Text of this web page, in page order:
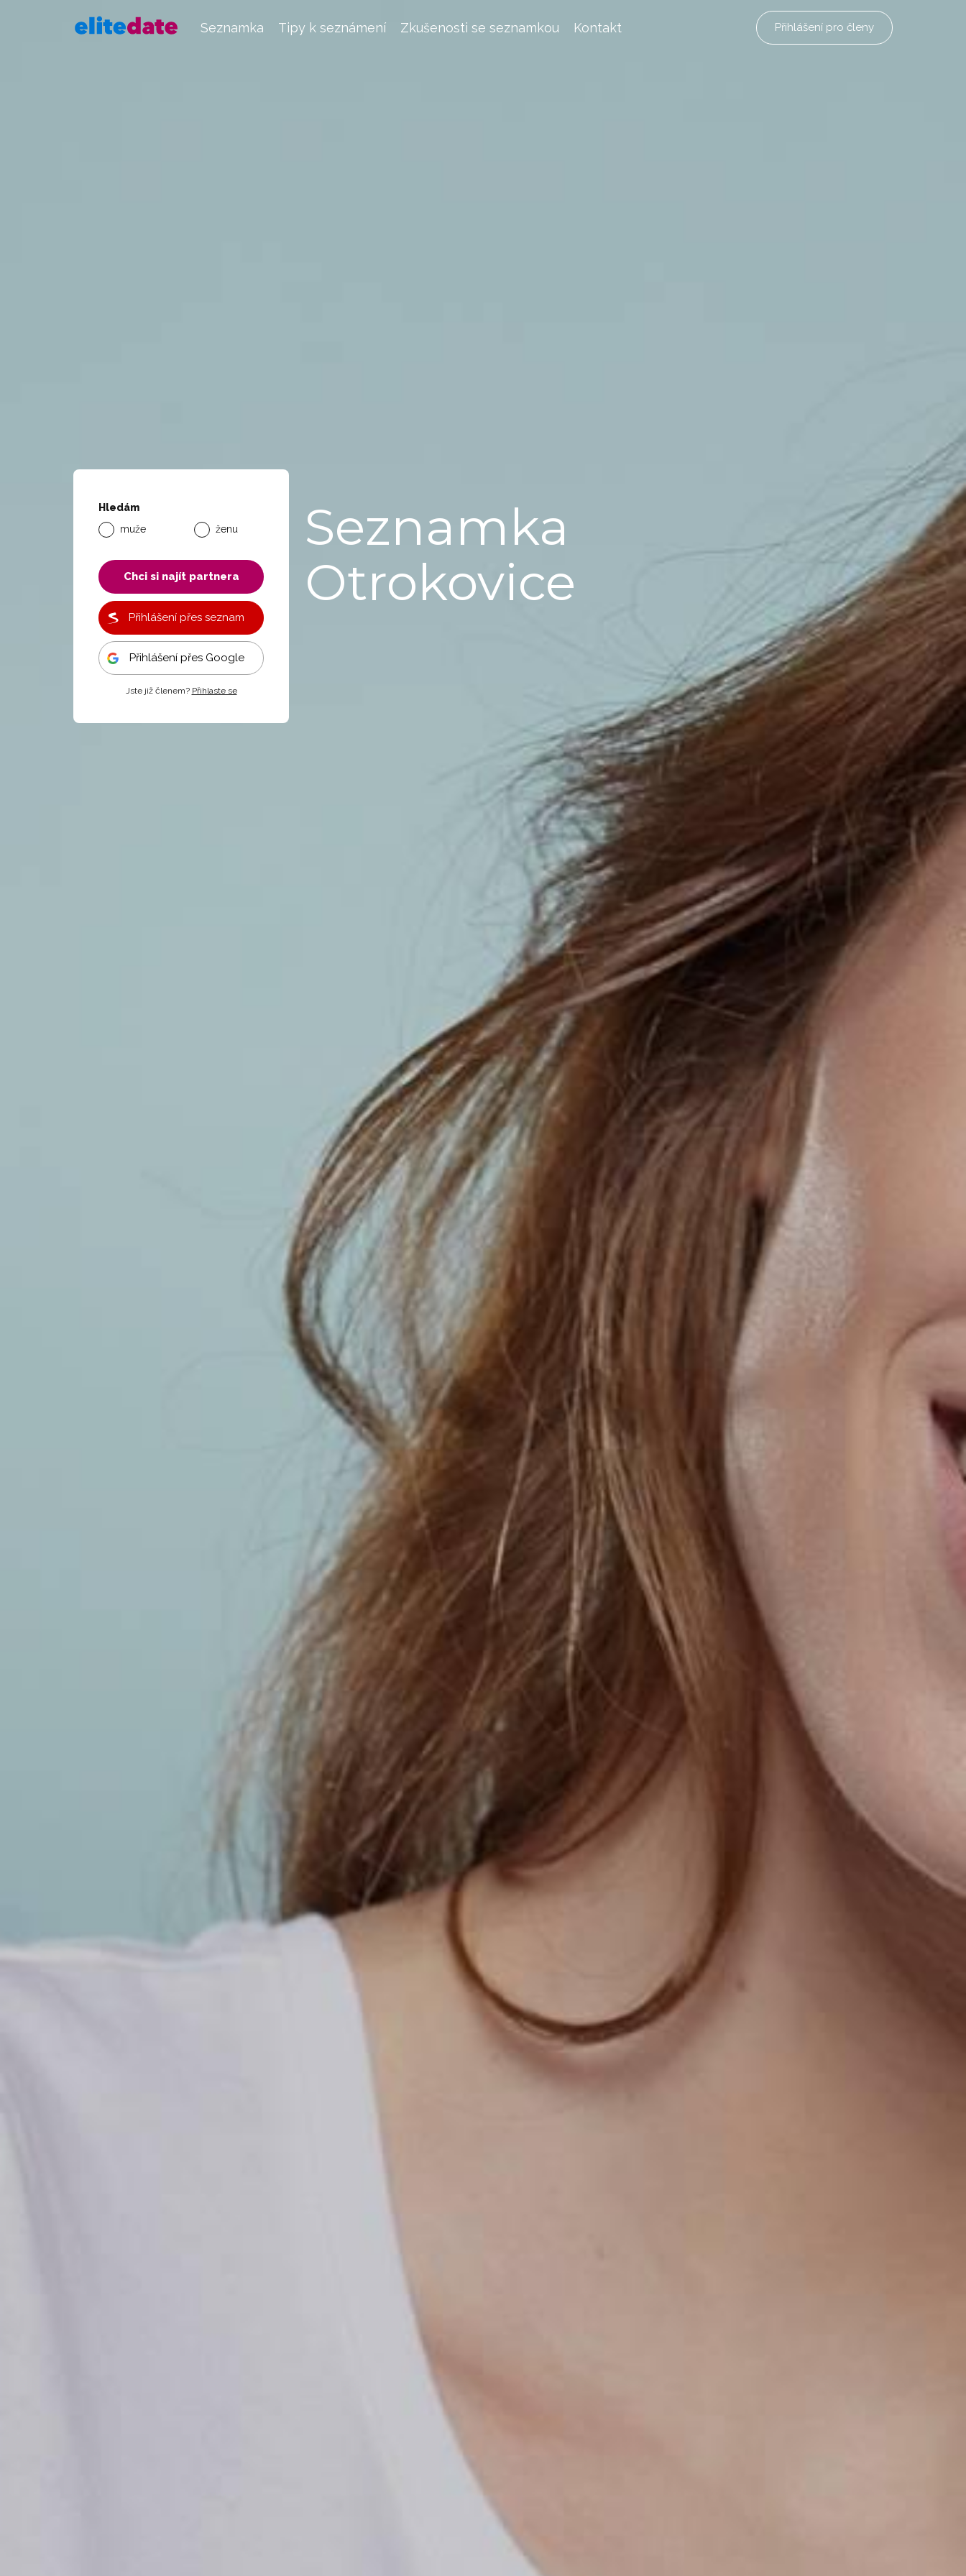
Seznamka Tipy k seznámení Zkušenosti se seznamkou Kontakt Přihlášení pro členy
Hledám
muže
ženu
Chci si najít partnera
Přihlášení přes seznam
Přihlášení přes Google
Jste již členem? Přihlaste se
Seznamka
Otrokovice